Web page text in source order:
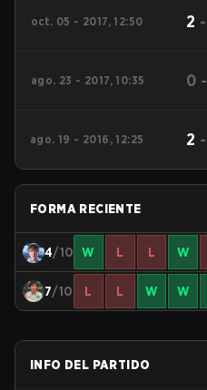
oct. 05 - 2017, 12:50 2 -
ago. 23 - 2017, 10:35 0 -
ago. 19 - 2016, 12:25 2 -
FORMA RECIENTE
4/10 W L L W
7/10 L L W W
INFO DEL PARTIDO